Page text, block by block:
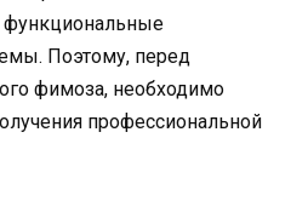
функциональные
Поэтому, перед
фимоза, необходимо
профессиональной